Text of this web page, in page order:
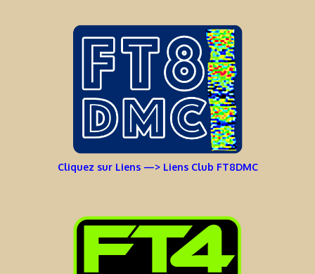
Cliquez sur Liens —> Liens Club FT8DMC